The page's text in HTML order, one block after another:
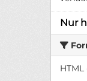
Nur
HTML